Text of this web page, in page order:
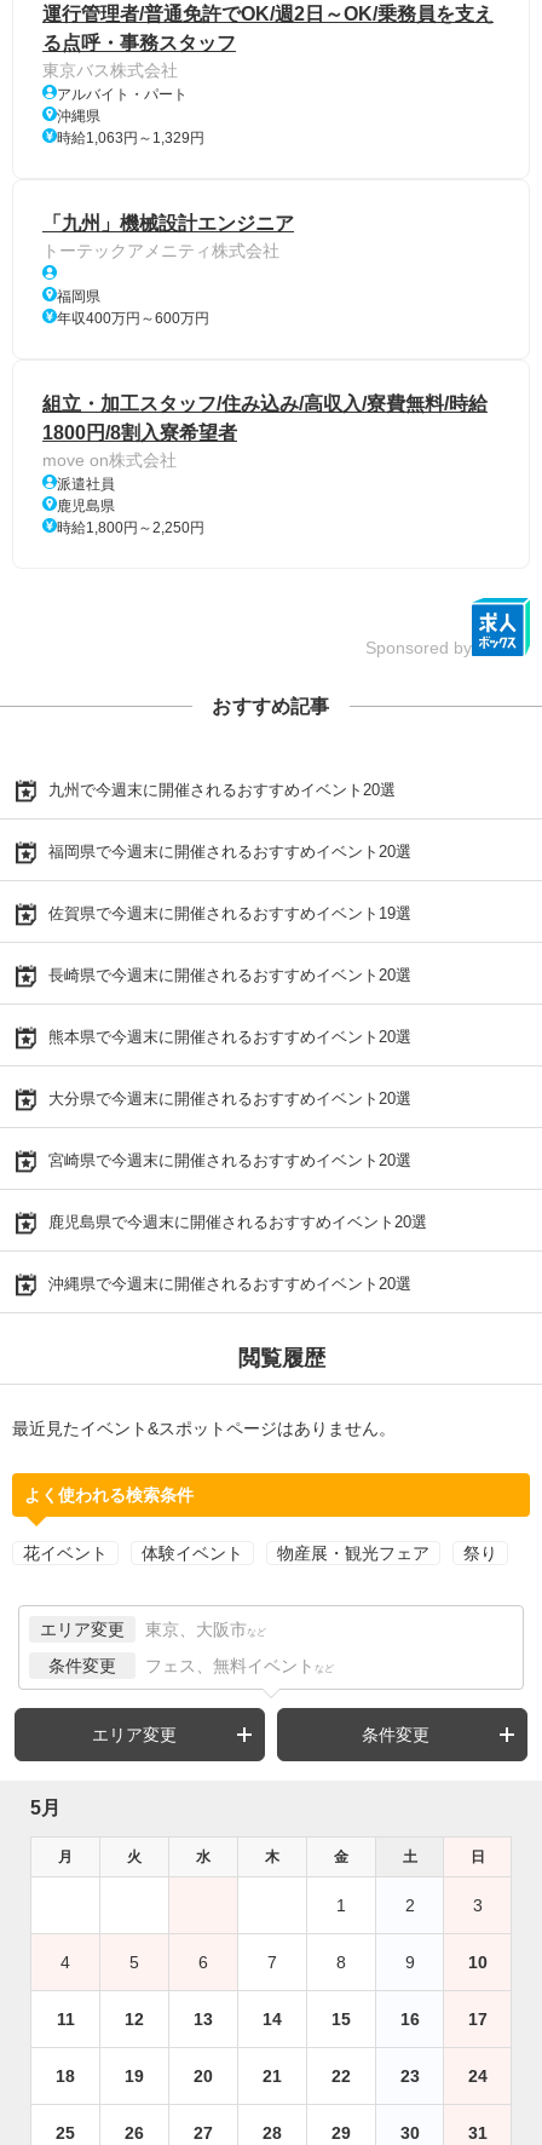
運行管理者/普通免許でOK/週2日～OK/乗務員を支え
る点呼・事務スタッフ
東京バス株式会社
アルバイト・パート
沖縄県
時給1,063円～1,329円
「九州」機械設計エンジニア
トーテックアメニティ株式会社
福岡県
年収400万円～600万円
組立・加工スタッフ/住み込み/高収入/寮費無料/時給
1800円/8割入寮希望者
move on株式会社
派遣社員
鹿児島県
時給1,800円～2,250円
Sponsored by
おすすめ記事
九州で今週末に開催されるおすすめイベント20選
福岡県で今週末に開催されるおすすめイベント20選
佐賀県で今週末に開催されるおすすめイベント19選
長崎県で今週末に開催されるおすすめイベント20選
熊本県で今週末に開催されるおすすめイベント20選
大分県で今週末に開催されるおすすめイベント20選
宮崎県で今週末に開催されるおすすめイベント20選
鹿児島県で今週末に開催されるおすすめイベント20選
沖縄県で今週末に開催されるおすすめイベント20選
閲覧履歴
最近見たイベント&スポットページはありません。
よく使われる検索条件
花イベント 体験イベント 物産展・観光フェア 祭り
エリア変更 東京、大阪市 など
条件変更 フェス、無料イベント など
エリア変更 条件変更
5月
月 火 水 木 金 土 日
1 2 3
4 5 6 7 8 9 10
11 12 13 14 15 16 17
18 19 20 21 22 23 24
25 26 27 28 29 30 31